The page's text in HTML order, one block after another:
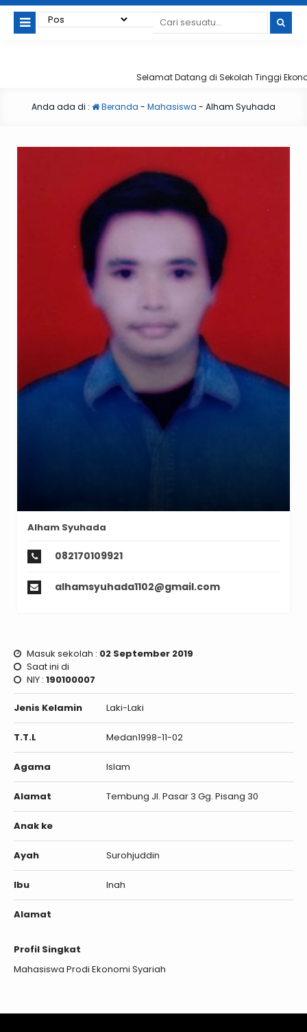
Selamat Datang di Sekolah Tinggi
Anda ada di : Beranda - Mahasiswa - Alham Syuhada
Alham Syuhada
082170109921
alhamsyuhada1102@gmail.com
Masuk sekolah : 02 September 2019
Saat ini di
NIY : 190100007
Jenis Kelamin Laki-Laki
T.T.L Medan1998-11-02
Agama Islam
Alamat Tembung Jl. Pasar 3 Gg. Pisang 30
Anak ke
Ayah Surohjuddin
Ibu Inah
Alamat
Profil Singkat
Mahasiswa Prodi Ekonomi Syariah